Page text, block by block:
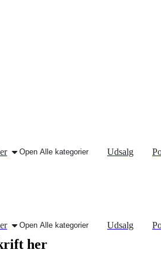
Open Alle kategorier Udsalg
Open Alle kategorier Udsalg
her